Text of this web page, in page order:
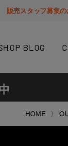
販売スタッフ募集
BLOG
HOME